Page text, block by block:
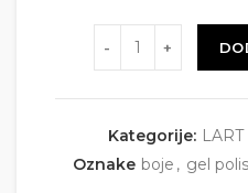
Kategorije:
Oznake boje , gel